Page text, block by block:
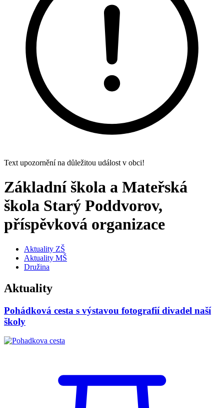
Text upozornění na důležitou událost v obci!
Základní škola a Mateřská
škola Starý Poddvorov,
příspěvková organizace
Aktuality ZŠ
Aktuality MŠ
Družina
Aktuality
Pohádková cesta s výstavou fotografií divadel naší
školy